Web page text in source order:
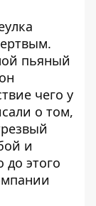
.
пьяный
чего у
о том,
и
до этого